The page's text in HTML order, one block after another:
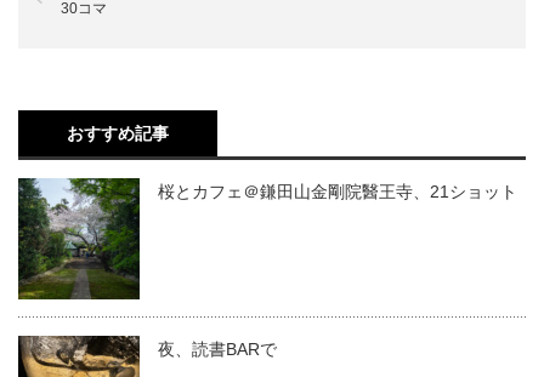
30コマ
おすすめ記事
桜とカフェ＠鎌田山金剛院醫王寺、21ショット
夜、読書BARで